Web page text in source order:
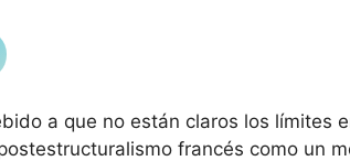
a que no están claros los límites
francés como un